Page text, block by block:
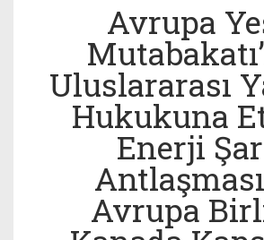
Avrupa
Uluslararası
Hukukuna
Enerji
Avrupa